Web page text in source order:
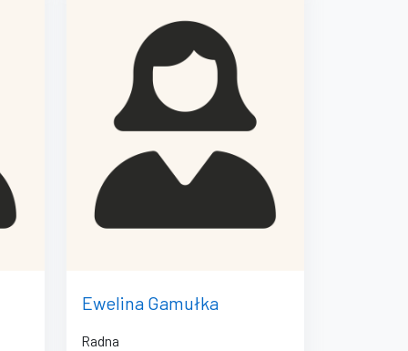
Ewelina Gamułka
Radna